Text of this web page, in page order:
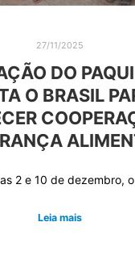
27/11/2025
DO
O BRASIL
2 e 10 de dezembro,
Leia mais